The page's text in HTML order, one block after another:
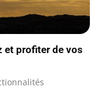
et profiter de vos